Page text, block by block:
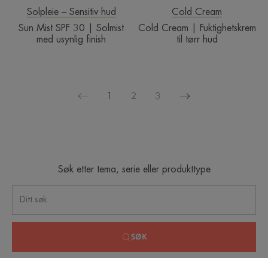
Solpleie – Sensitiv hud
Sun Mist SPF 30 | Solmist
med usynlig finish
Cold Cream
Cold Cream | Fuktighetskrem
til tørr hud
Forrige
1 2 3
Neste
Søk etter tema, serie eller produkttype
SØK